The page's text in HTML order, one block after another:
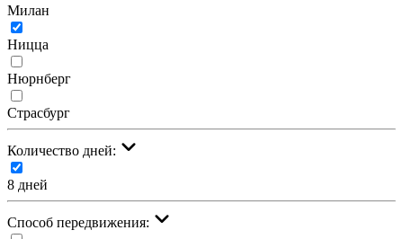
Милан
Ницца
Нюрнберг
Страсбург
Количество дней:
8 дней
Cпособ передвижения: